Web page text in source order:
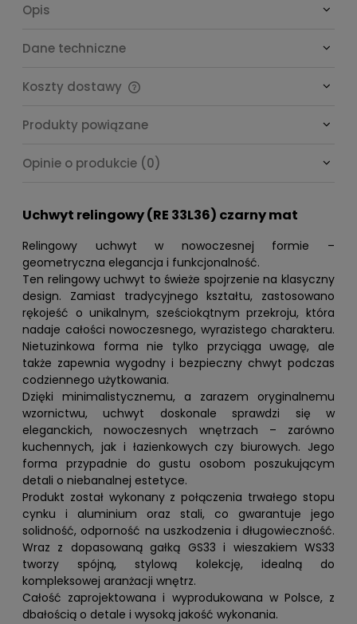
Opis
Dane techniczne
Koszty dostawy
Produkty powiązane
Opinie o produkcie (0)
Uchwyt relingowy (RE 33L36) czarny mat
Relingowy uchwyt w nowoczesnej formie –
geometryczna elegancja i funkcjonalność.
Ten relingowy uchwyt to świeże spojrzenie na klasyczny
design. Zamiast tradycyjnego kształtu, zastosowano
rękojeść o unikalnym, sześciokątnym przekroju, która
nadaje całości nowoczesnego, wyrazistego charakteru.
Nietuzinkowa forma nie tylko przyciąga uwagę, ale
także zapewnia wygodny i bezpieczny chwyt podczas
codziennego użytkowania.
Dzięki minimalistycznemu, a zarazem oryginalnemu
wzornictwu, uchwyt doskonale sprawdzi się w
eleganckich, nowoczesnych wnętrzach – zarówno
kuchennych, jak i łazienkowych czy biurowych. Jego
forma przypadnie do gustu osobom poszukującym
detali o niebanalnej estetyce.
Produkt został wykonany z połączenia trwałego stopu
cynku i aluminium oraz stali, co gwarantuje jego
solidność, odporność na uszkodzenia i długowieczność.
Wraz z dopasowaną gałką GS33 i wieszakiem WS33
tworzy spójną, stylową kolekcję, idealną do
kompleksowej aranżacji wnętrz.
Całość zaprojektowana i wyprodukowana w Polsce, z
dbałością o detale i wysoką jakość wykonania.